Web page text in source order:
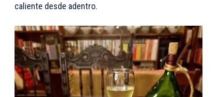
caliente desde adentro.